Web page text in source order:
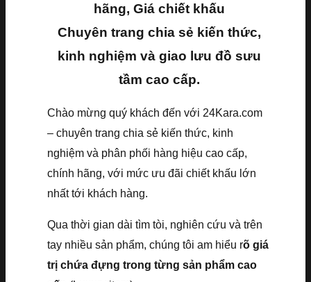
hãng, Giá chiết khấu
Chuyên trang chia sẻ kiến thức,
kinh nghiệm và giao lưu đồ sưu
tầm cao cấp.
Chào mừng quý khách đến với 24Kara.com
– chuyên trang chia sẻ kiến thức, kinh
nghiệm và phân phối hàng hiệu cao cấp,
chính hãng, với mức ưu đãi chiết khấu lớn
nhất tới khách hàng.
Qua thời gian dài tìm tòi, nghiên cứu và trên
tay nhiều sản phẩm, chúng tôi am hiểu rõ giá
trị chứa đựng trong từng sản phẩm cao